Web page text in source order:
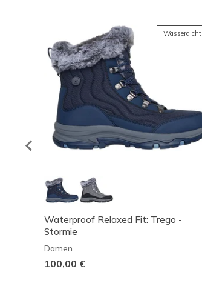
Wasserdicht
Waterproof Relaxed Fit: Trego -
Stormie
Damen
100,00 €